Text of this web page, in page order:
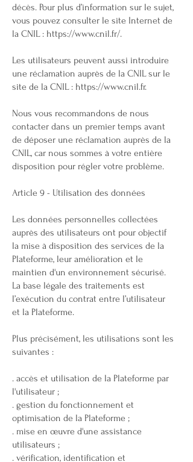
décès. Pour plus d’information sur le sujet,
vous pouvez consulter le site Internet de
la CNIL : https://www.cnil.fr/.
Les utilisateurs peuvent aussi introduire
une réclamation auprès de la CNIL sur le
site de la CNIL : https://www.cnil.fr.
Nous vous recommandons de nous
contacter dans un premier temps avant
de déposer une réclamation auprès de la
CNIL, car nous sommes à votre entière
disposition pour régler votre problème.
Article 9 - Utilisation des données
Les données personnelles collectées
auprès des utilisateurs ont pour objectif
la mise à disposition des services de la
Plateforme, leur amélioration et le
maintien d'un environnement sécurisé.
La base légale des traitements est
l’exécution du contrat entre l’utilisateur
et la Plateforme.
Plus précisément, les utilisations sont les
suivantes :
. accès et utilisation de la Plateforme par
l'utilisateur ;
. gestion du fonctionnement et
optimisation de la Plateforme ;
. mise en œuvre d'une assistance
utilisateurs ;
. vérification, identification et